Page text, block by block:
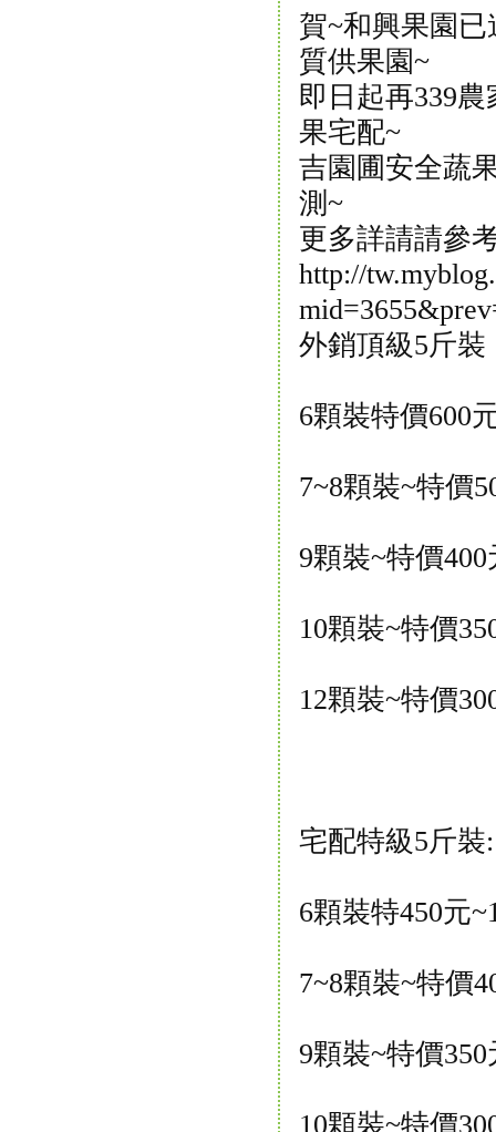
賀~和興果園
質供果園~
即日起再339
果宅配~
吉園圃安全蔬
測~
更多詳請請參
http://
外銷頂級5斤裝
6顆裝特價600
7~8顆裝~特價
9顆裝~特價
10顆裝~特價
12顆裝~特價
宅配特級5斤裝:
6顆裝特450元
7~8顆裝~特價
9顆裝~特價
10顆裝~特價